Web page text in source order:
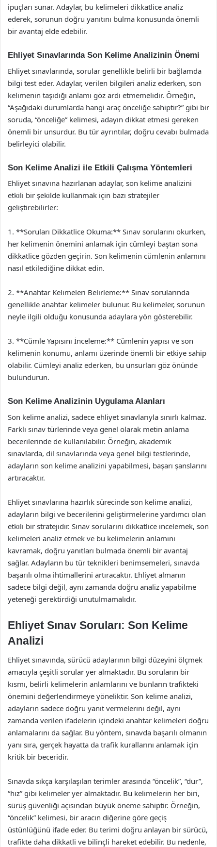
ipuçları sunar. Adaylar, bu kelimeleri dikkatlice analiz
ederek, sorunun doğru yanıtını bulma konusunda önemli
bir avantaj elde edebilir.
Ehliyet Sınavlarında Son Kelime Analizinin Önemi
Ehliyet sınavlarında, sorular genellikle belirli bir bağlamda
bilgi test eder. Adaylar, verilen bilgileri analiz ederken, son
kelimenin taşıdığı anlamı göz ardı etmemelidir. Örneğin,
“Aşağıdaki durumlarda hangi araç önceliğe sahiptir?” gibi bir
soruda, “önceliğe” kelimesi, adayın dikkat etmesi gereken
önemli bir unsurdur. Bu tür ayrıntılar, doğru cevabı bulmada
belirleyici olabilir.
Son Kelime Analizi ile Etkili Çalışma Yöntemleri
Ehliyet sınavına hazırlanan adaylar, son kelime analizini
etkili bir şekilde kullanmak için bazı stratejiler
geliştirebilirler:
1. **Soruları Dikkatlice Okuma:** Sınav sorularını okurken,
her kelimenin önemini anlamak için cümleyi baştan sona
dikkatlice gözden geçirin. Son kelimenin cümlenin anlamını
nasıl etkilediğine dikkat edin.
2. **Anahtar Kelimeleri Belirleme:** Sınav sorularında
genellikle anahtar kelimeler bulunur. Bu kelimeler, sorunun
neyle ilgili olduğu konusunda adaylara yön gösterebilir.
3. **Cümle Yapısını İnceleme:** Cümlenin yapısı ve son
kelimenin konumu, anlamı üzerinde önemli bir etkiye sahip
olabilir. Cümleyi analiz ederken, bu unsurları göz önünde
bulundurun.
Son Kelime Analizinin Uygulama Alanları
Son kelime analizi, sadece ehliyet sınavlarıyla sınırlı kalmaz.
Farklı sınav türlerinde veya genel olarak metin anlama
becerilerinde de kullanılabilir. Örneğin, akademik
sınavlarda, dil sınavlarında veya genel bilgi testlerinde,
adayların son kelime analizini yapabilmesi, başarı şanslarını
artıracaktır.
Ehliyet sınavlarına hazırlık sürecinde son kelime analizi,
adayların bilgi ve becerilerini geliştirmelerine yardımcı olan
etkili bir stratejidir. Sınav sorularını dikkatlice incelemek, son
kelimeleri analiz etmek ve bu kelimelerin anlamını
kavramak, doğru yanıtları bulmada önemli bir avantaj
sağlar. Adayların bu tür teknikleri benimsemeleri, sınavda
başarılı olma ihtimallerini artıracaktır. Ehliyet almanın
sadece bilgi değil, aynı zamanda doğru analiz yapabilme
yeteneği gerektirdiği unutulmamalıdır.
Ehliyet Sınav Soruları: Son Kelime
Analizi
Ehliyet sınavında, sürücü adaylarının bilgi düzeyini ölçmek
amacıyla çeşitli sorular yer almaktadır. Bu soruların bir
kısmı, belirli kelimelerin anlamlarını ve bunların trafikteki
önemini değerlendirmeye yöneliktir. Son kelime analizi,
adayların sadece doğru yanıt vermelerini değil, aynı
zamanda verilen ifadelerin içindeki anahtar kelimeleri doğru
anlamalarını da sağlar. Bu yöntem, sınavda başarılı olmanın
yanı sıra, gerçek hayatta da trafik kurallarını anlamak için
kritik bir beceridir.
Sınavda sıkça karşılaşılan terimler arasında “öncelik”, “dur”,
“hız” gibi kelimeler yer almaktadır. Bu kelimelerin her biri,
sürüş güvenliği açısından büyük öneme sahiptir. Örneğin,
“öncelik” kelimesi, bir aracın diğerine göre geçiş
üstünlüğünü ifade eder. Bu terimi doğru anlayan bir sürücü,
trafikte daha dikkatli ve bilinçli hareket edebilir. Bu nedenle,